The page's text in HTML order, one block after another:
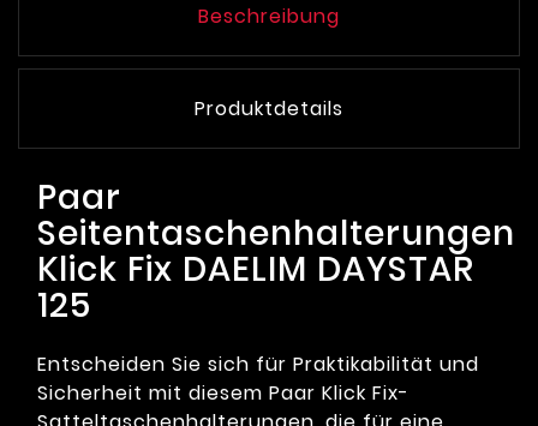
Beschreibung
Produktdetails
Paar
Seitentaschenhalterungen
Klick Fix DAELIM DAYSTAR
125
Entscheiden Sie sich für Praktikabilität und
Sicherheit mit diesem Paar Klick Fix-